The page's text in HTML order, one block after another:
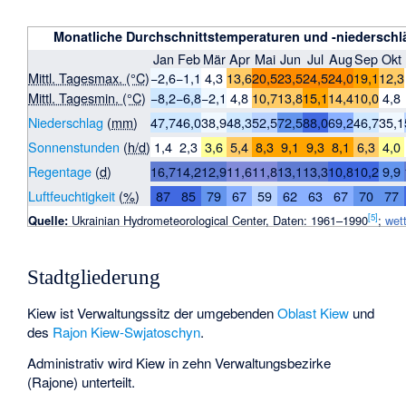
Monatliche Durchschnittstemperaturen und -
Jan FebMärApr Mai Jun Jul AugSep Okt
Mittl. Tagesmax. (°C)−2,6−1,1 4,3 13,620,523,524,524,019,112,3
Mittl. Tagesmin. (°C) −8,2−6,8−2,1 4,8 10,713,815,114,410,0 4,8
Niederschlag (mm) 47,746,038,948,352,572,588,069,246,735,1
Sonnenstunden (h/d) 1,4 2,3 3,6 5,4 8,3 9,1 9,3 8,1 6,3 4,0
Regentage (d) 16,714,212,911,611,813,113,310,810,2 9,9
Luftfeuchtigkeit (%) 87 85 79 67 59 62 63 67 70 77
Quelle: Ukrainian Hydrometeorological Center, Daten: 1961–1990[5];
Stadtgliederung
Kiew ist Verwaltungssitz der umgebendenOblast Kiew und
des Rajon Kiew-Swjatoschyn.
Administrativ wird Kiew in zehn Verwaltungsbezirke
(Rajone) unterteilt.